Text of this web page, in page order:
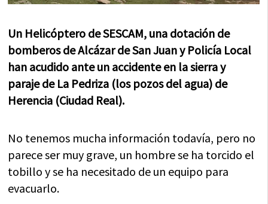
Un Helicóptero de SESCAM, una dotación de
bomberos de Alcázar de San Juan y Policía Local
han acudido ante un accidente en la sierra y
paraje de La Pedriza (los pozos del agua) de
Herencia (Ciudad Real).
No tenemos mucha información todavía, pero no
parece ser muy grave, un hombre se ha torcido el
tobillo y se ha necesitado de un equipo para
evacuarlo.